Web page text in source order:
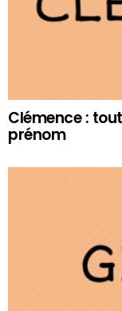
Clémence :
prénom